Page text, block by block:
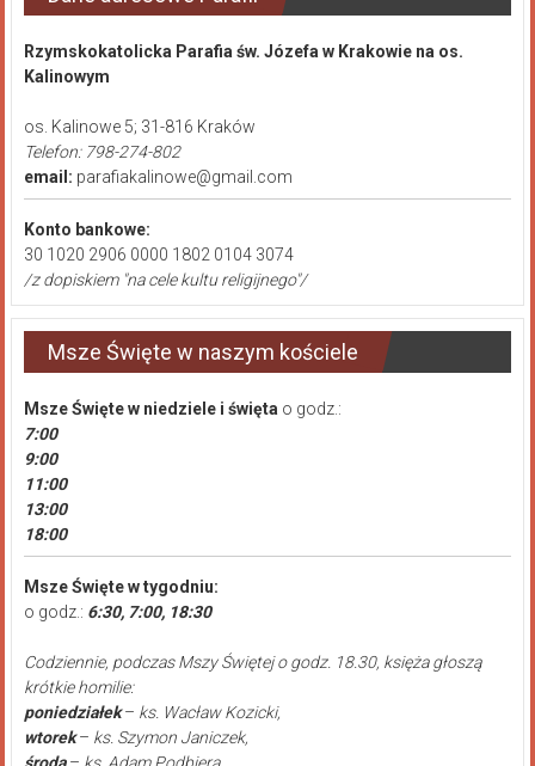
Rzymskokatolicka Parafia św. Józefa w Krakowie na os.
Kalinowym
os. Kalinowe 5; 31-816 Kraków
Telefon: 798-274-802
email: parafiakalinowe@gmail.com
Konto bankowe:
30 1020 2906 0000 1802 0104 3074
/z dopiskiem "na cele kultu religijnego"/
Msze Święte w naszym kościele
Msze Świętew niedziele i święta o godz.:
7:00
9:00
11:00
13:00
18:00
Msze Święte w tygodniu:
o godz.: 6:30, 7:00, 18:30
Codziennie, podczas Mszy Świętej o godz. 18.30, księża głoszą
krótkie homilie:
poniedziałek– ks. Wacław Kozicki,
wtorek– ks. Szymon Janiczek,